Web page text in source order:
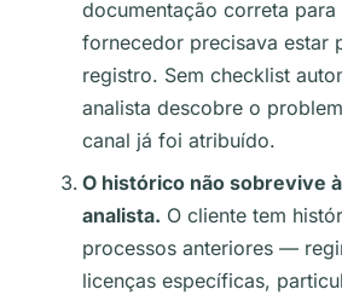
documentação correta para
fornecedor precisava estar
registro. Sem checklist
analista descobre o
canal já foi atribuído.
O histórico não sobrevive
analista. O cliente tem
processos anteriores —
licenças específicas,